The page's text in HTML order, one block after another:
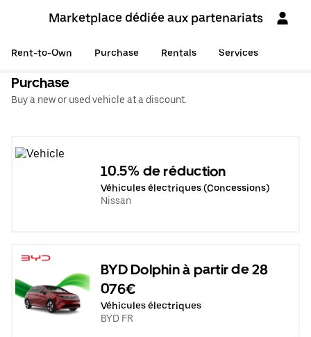
Marketplace dédiée aux partenariats
Rent-to-Own Purchase Rentals Services
Purchase
Buy a new or used vehicle at a discount.
10.5% de réduction
Véhicules électriques (Concessions)
Nissan
BYD Dolphin à partir de 28
076€
Véhicules électriques
BYD FR